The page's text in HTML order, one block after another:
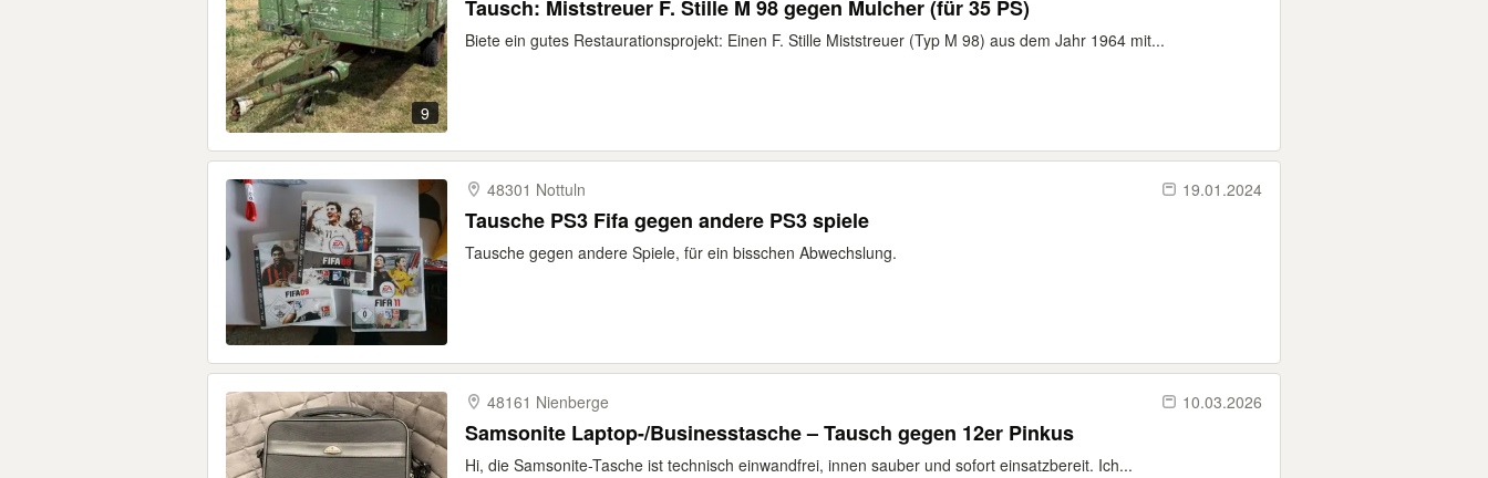
9
Tausch: Miststreuer F. Stille M 98 gegen Mulcher (für 35 PS)
Biete ein gutes Restaurationsprojekt: Einen F. Stille Miststreuer (Typ M 98) aus dem Jahr 1964 mit...
48301 Nottuln 19.01.2024
Tausche PS3 Fifa gegen andere PS3 spiele
Tausche gegen andere Spiele, für ein bisschen Abwechslung.
48161 Nienberge 10.03.2026
Samsonite Laptop-/Businesstasche – Tausch gegen 12er Pinkus
Hi, die Samsonite-Tasche ist technisch einwandfrei, innen sauber und sofort einsatzbereit. Ich...